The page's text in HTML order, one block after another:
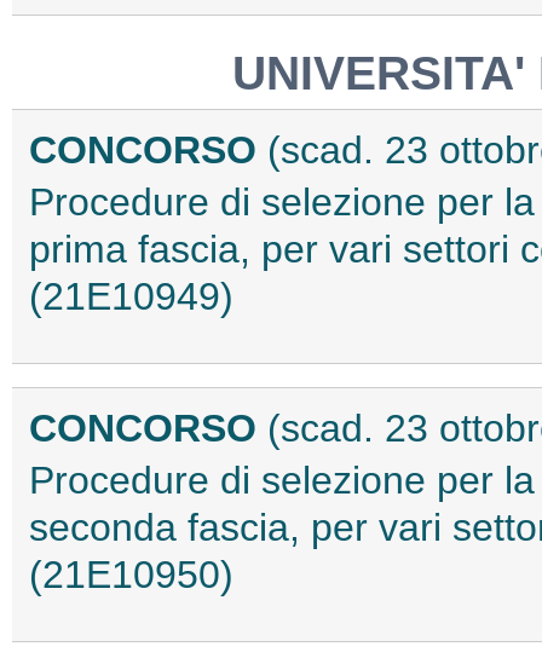
CONCORSO (scad. 23
Procedure di selezione per
prima fascia, per vari settori
(21E10949)
CONCORSO (scad. 23
Procedure di selezione per
seconda fascia, per vari
(21E10950)